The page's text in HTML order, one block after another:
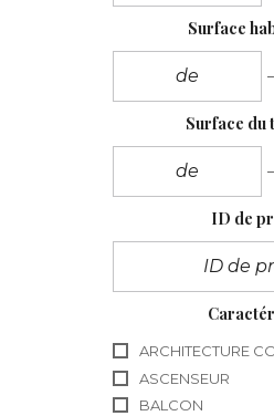
Surface
Surface du
ID de
ARCHITECTURE
ASCENSEUR
BALCON